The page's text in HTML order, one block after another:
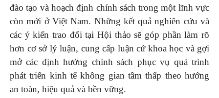
đào tạo và hoạch định chính sách trong một lĩnh vực
còn mới ở Việt Nam. Những kết quả nghiên cứu và
các ý kiến trao đổi tại Hội thảo sẽ góp phần làm rõ
hơn cơ sở lý luận, cung cấp luận cứ khoa học và gợi
mở các định hướng chính sách phục vụ quá trình
phát triển kinh tế không gian tầm thấp theo hướng
an toàn, hiệu quả và bền vững.